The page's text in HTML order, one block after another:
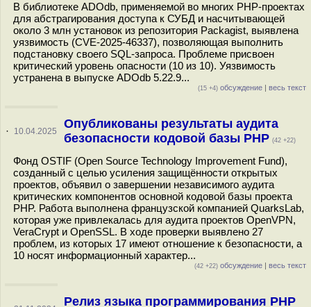
В библиотеке ADOdb, применяемой во многих PHP-проектах
для абстрагирования доступа к СУБД и насчитывающей
около 3 млн установок из репозитория Packagist, выявлена
уязвимость (CVE-2025-46337), позволяющая выполнить
подстановку своего SQL-запроса. Проблеме присвоен
критический уровень опасности (10 из 10). Уязвимость
устранена в выпуске ADOdb 5.22.9...
(15 +4) обсуждение | весь текст
· 10.04.2025
Опубликованы результаты аудита
безопасности кодовой базы PHP (42 +22)
Фонд OSTIF (Open Source Technology Improvement Fund),
созданный с целью усиления защищённости открытых
проектов, объявил о завершении независимого аудита
критических компонентов основной кодовой базы проекта
PHP. Работа выполнена французской компанией QuarksLab,
которая уже привлекалась для аудита проектов OpenVPN,
VeraCrypt и OpenSSL. В ходе проверки выявлено 27
проблем, из которых 17 имеют отношение к безопасности, а
10 носят информационный характер...
(42 +22) обсуждение | весь текст
Релиз языка программирования PHP